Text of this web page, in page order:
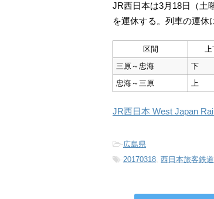
JR西日本は3月18日（土
を運休する。列車の運休
区間 上
三原～忠海
下
忠海～三原
上
JR西日本 West Japan
-広島県
-20170318, 西日本旅客鉄道